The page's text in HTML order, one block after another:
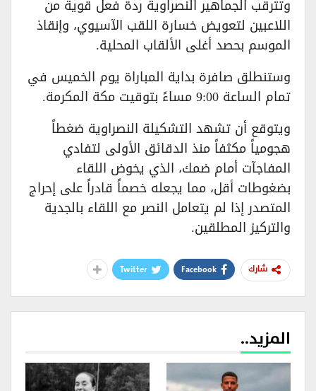
وتترقب الجماهير النصراوية ردة فعل قوية من
اللاعبين لتعويض خسارة اللقب الآسيوي، وإنقاذ
الموسم بحصد أغلى الألقاب المحلية.
وستنطلق صافرة بداية المباراة يوم الخميس في
تمام الساعة 9:00 مساءً بتوقيت مكة المكرمة.
ويتوقع أن تشهد التشكيلة النصراوية ضغطاً
هجومياً مكثفاً منذ الدقائق الأولى لتفادي
المفاجآت أمام ضمك، الذي يخوض اللقاء
بضغوطات أقل، مما يجعله خصماً قادراً على إحراج
المتصدر إذا لم يتعامل النصر مع اللقاء بالجدية
والتركيز المطلقين.
شارك Facebook
Twitter
المزيد..